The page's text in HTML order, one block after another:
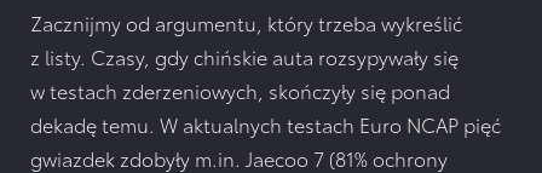
Zacznijmy od argumentu, który trzeba wykreślić
z listy. Czasy, gdy chińskie auta rozsypywały się
w testach zderzeniowych, skończyły się ponad
dekadę temu. W aktualnych testach Euro NCAP pięć
gwiazdek zdobyły m.in. Jaecoo 7 (81% ochrony